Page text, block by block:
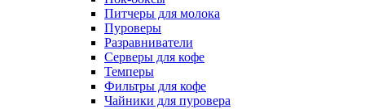
Питчеры для молока
Пуроверы
Разравниватели
Серверы для кофе
Темперы
Фильтры для кофе
Чайники для пуровера